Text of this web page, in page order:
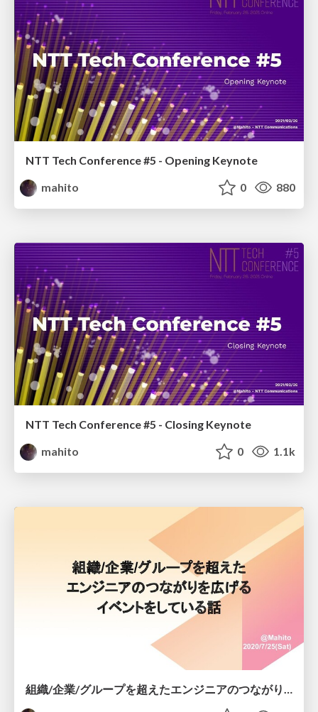
NTT Tech Conference #5 - Opening Keynote
mahito
0 880
NTT Tech Conference #5 - Closing Keynote
mahito
0 1.1k
組織/企業/グループを超えたエンジニアのつながりを広げるイベントをしている話 / JTF2020